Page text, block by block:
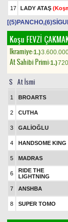
17 LADY ATAŞ
KoşuFEVZİ
Ikramiye:1.)
At Sahibi Primi:1.)
S At İsmi
1 BROARTS
2 CUTHA
3 GALİOĞLU
4 HANDSOME KING
5 MADRAS
6
RIDE THE
LIGHTNING
7 ANSHBA
8 SUPER TOMO